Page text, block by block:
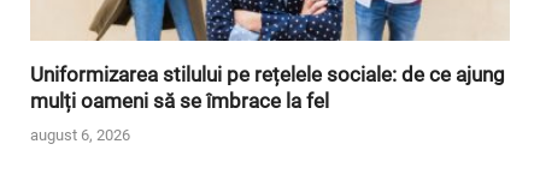
Uniformizarea stilului pe rețelele sociale: de ce ajung
mulți oameni să se îmbrace la fel
august 6, 2026